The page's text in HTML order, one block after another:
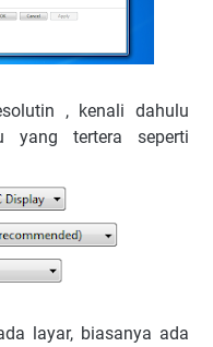
, kenali dahulu
yang tertera seperti
layar, biasanya ada